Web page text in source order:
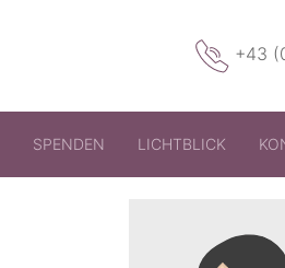
+43
SPENDEN LICHTBLICK